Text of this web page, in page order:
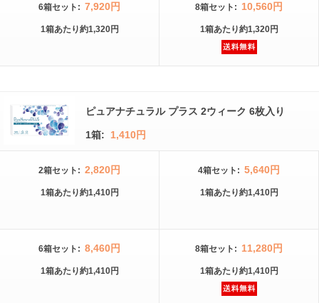
6箱セット : 7,920円
1箱あたり約1,320円
8箱セット : 10,560円
1箱あたり約1,320円
ピュアナチュラル プラス 2ウィーク 6枚入り
1箱: 1,410円
2箱セット : 2,820円
1箱あたり約1,410円
4箱セット : 5,640円
1箱あたり約1,410円
6箱セット : 8,460円
1箱あたり約1,410円
8箱セット : 11,280円
1箱あたり約1,410円